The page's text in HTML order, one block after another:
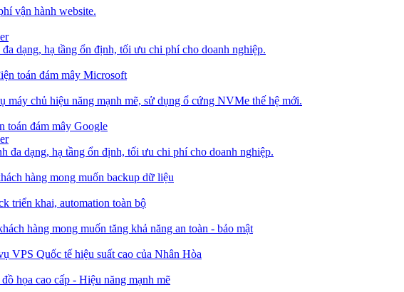
vận hành website.
dạng, hạ tầng ổn định, tối ưu chi phí cho doanh nghiệp.
toán đám mây Microsoft
máy chủ hiệu năng mạnh mẽ, sử dụng ổ cứng NVMe thế hệ mới.
toán đám mây Google
đa dạng, hạ tầng ổn định, tối ưu chi phí cho doanh nghiệp.
hàng mong muốn backup dữ liệu
triển khai, automation toàn bộ
hàng mong muốn tăng khả năng an toàn - bảo mật
VPS Quốc tế hiệu suất cao của Nhân Hòa
họa cao cấp - Hiệu năng mạnh mẽ